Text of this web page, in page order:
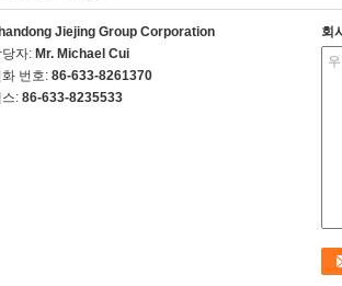
Jiejing Group Corporation
당자: Mr. Michael Cui
화 번호: 86-633-8261370
: 86-633-8235533
회